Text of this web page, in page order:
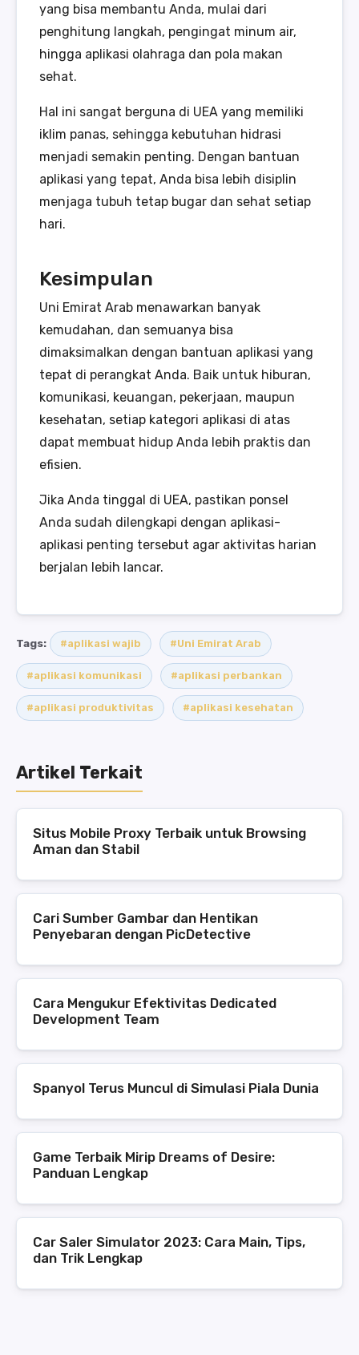
yang bisa membantu Anda, mulai dari
penghitung langkah, pengingat minum air,
hingga aplikasi olahraga dan pola makan
sehat.
Hal ini sangat berguna di UEA yang memiliki
iklim panas, sehingga kebutuhan hidrasi
menjadi semakin penting. Dengan bantuan
aplikasi yang tepat, Anda bisa lebih disiplin
menjaga tubuh tetap bugar dan sehat setiap
hari.
Kesimpulan
Uni Emirat Arab menawarkan banyak
kemudahan, dan semuanya bisa
dimaksimalkan dengan bantuan aplikasi yang
tepat di perangkat Anda. Baik untuk hiburan,
komunikasi, keuangan, pekerjaan, maupun
kesehatan, setiap kategori aplikasi di atas
dapat membuat hidup Anda lebih praktis dan
efisien.
Jika Anda tinggal di UEA, pastikan ponsel
Anda sudah dilengkapi dengan aplikasi-
aplikasi penting tersebut agar aktivitas harian
berjalan lebih lancar.
Tags: #aplikasi wajib #Uni Emirat Arab
#aplikasi komunikasi #aplikasi perbankan
#aplikasi produktivitas #aplikasi kesehatan
Artikel Terkait
Situs Mobile Proxy Terbaik untuk Browsing
Aman dan Stabil
Cari Sumber Gambar dan Hentikan
Penyebaran dengan PicDetective
Cara Mengukur Efektivitas Dedicated
Development Team
Spanyol Terus Muncul di Simulasi Piala Dunia
Game Terbaik Mirip Dreams of Desire:
Panduan Lengkap
Car Saler Simulator 2023: Cara Main, Tips,
dan Trik Lengkap